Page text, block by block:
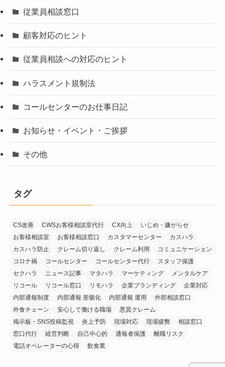
従業員相談窓口
顧客対応のヒント
従業員相談への対応のヒント
ハラスメント規制法
コールセンターのお仕事日記
お知らせ・イベント・ご挨拶
その他
タグ
CS改善 CWSお客様相談室代行 CX向上
いじめ・嫌がらせ
お客様相談室
お客様相談窓口 カスタマーセンター
カスハラ
カスハラ防止
クレーム切り返し クレーム利用
コミュニケーション
コロナ禍
コールセンター コールセンター代行
スタッフ保護
セクハラ
ニュース記事 マタハラ マーケティング
メンタルケア
リコール
リコール窓口 リモハラ 企業ブランディング
企業対応
内部通報制度
内部通報 形骸化 内部通報 運用
外部相談窓口
外食チェーン
安心して働ける職場
悪質クレーム
掲示板・SNS投稿監視
炎上予防 現場対応 現場疲弊
相談窓口
窓口代行
経営判断 自己中心的 通報者保護
離職リスク
電話オペレーターの心得
飲食業